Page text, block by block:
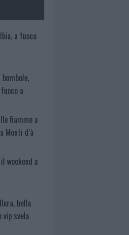
a fuoco
a
fiamme a
Monti d’à
weekend a
bella
vip svela